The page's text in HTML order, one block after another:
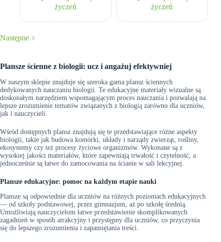
życzeń
życzeń
Następne
Plansze ścienne z biologii: ucz i angażuj efektywniej
W naszym sklepie znajduje się szeroka gama plansz ściennych
dedykowanych nauczaniu biologii. Te edukacyjne materiały wizualne są
doskonałym narzędziem wspomagającym proces nauczania i pozwalają na
lepsze zrozumienie tematów związanych z biologią zarówno dla uczniów,
jak i nauczycieli.
Wśród dostępnych plansz znajdują się te przedstawiające różne aspekty
biologii, takie jak budowa komórki, układy i narządy zwierząt, rośliny,
ekosystemy czy też procesy życiowe organizmów. Wykonane są z
wysokiej jakości materiałów, które zapewniają trwałość i czytelność, a
jednocześnie są łatwe do zamocowania na ścianie w sali lekcyjnej.
Plansze edukacyjne: pomoc na każdym etapie nauki
Plansze są odpowiednie dla uczniów na różnych poziomach edukacyjnych
— od szkoły podstawowej, przez gimnazjum, aż po szkołę średnią.
Umożliwiają nauczycielom łatwe przedstawienie skomplikowanych
zagadnień w sposób atrakcyjny i przystępny dla uczniów, co przyczynia
się do lepszego zrozumienia i zapamiętania treści.